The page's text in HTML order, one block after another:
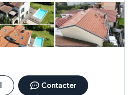
Contacter